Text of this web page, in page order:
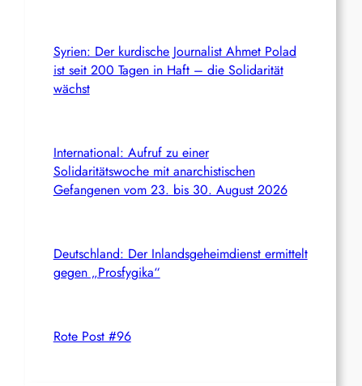
Syrien: Der kurdische Journalist Ahmet Polad
ist seit 200 Tagen in Haft – die Solidarität
wächst
International: Aufruf zu einer
Solidaritätswoche mit anarchistischen
Gefangenen vom 23. bis 30. August 2026
Deutschland: Der Inlandsgeheimdienst ermittelt
gegen „Prosfygika“
Rote Post #96